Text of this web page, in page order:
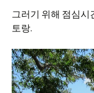
그러기 위해 점심시
토랑.